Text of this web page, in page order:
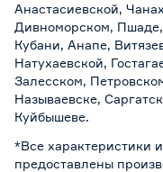
Анастасиевской,
Дивноморском,
Кубани, Анапе,
Натухаевской,
Залесском,
Называевске,
Куйбышеве.
*Все характеристики
предоставлены